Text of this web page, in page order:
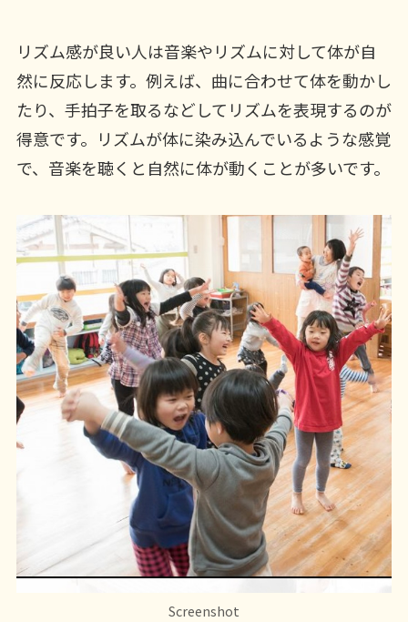
リズム感が良い人は音楽やリズムに対して体が自
然に反応します。例えば、曲に合わせて体を動かし
たり、手拍子を取るなどしてリズムを表現するのが
得意です。リズムが体に染み込んでいるような感覚
で、音楽を聴くと自然に体が動くことが多いです。
Screenshot